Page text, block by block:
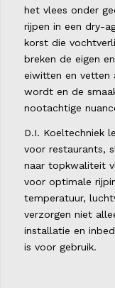
het vlees onder
rijpen in een dry-
korst die
breken de eigen
eiwitten en vetten
wordt en de
nootachtige
D.I. Koeltechniek
voor restaurants,
naar topkwaliteit
voor optimale
temperatuur,
verzorgen niet
installatie en
is voor gebruik.